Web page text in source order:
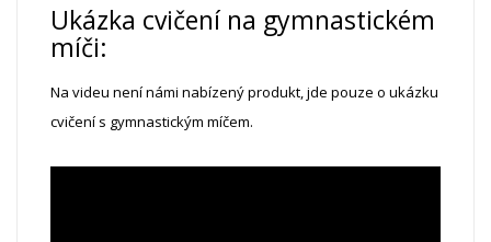
Ukázka cvičení na gymnastickém
míči:
Na videu není námi nabízený produkt, jde pouze o ukázku
cvičení s gymnastickým míčem.